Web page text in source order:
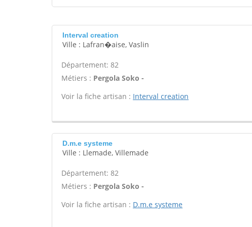
Interval creation
Ville : Lafran�aise, Vaslin
Département: 82
Métiers : Pergola Soko -
Voir la fiche artisan : Interval creation
D.m.e systeme
Ville : Llemade, Villemade
Département: 82
Métiers : Pergola Soko -
Voir la fiche artisan : D.m.e systeme